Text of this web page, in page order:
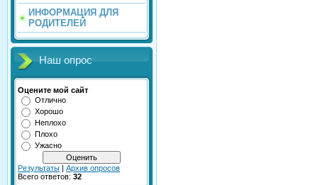
ИНФОРМАЦИЯ ДЛЯ
РОДИТЕЛЕЙ
Наш опрос
Оцените мой сайт
Отлично
Хорошо
Неплохо
Плохо
Ужасно
Результаты | Архив опросов
Всего ответов: 32